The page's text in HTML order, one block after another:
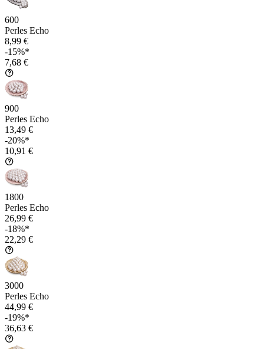
600
Perles Echo
8,99 €
-15%*
7,68 €
900
Perles Echo
13,49 €
-20%*
10,91 €
1800
Perles Echo
26,99 €
-18%*
22,29 €
3000
Perles Echo
44,99 €
-19%*
36,63 €